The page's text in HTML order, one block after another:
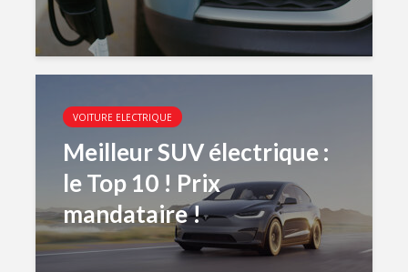
VOITURE ELECTRIQUE
Meilleur SUV électrique :
le Top 10 ! Prix
mandataire !